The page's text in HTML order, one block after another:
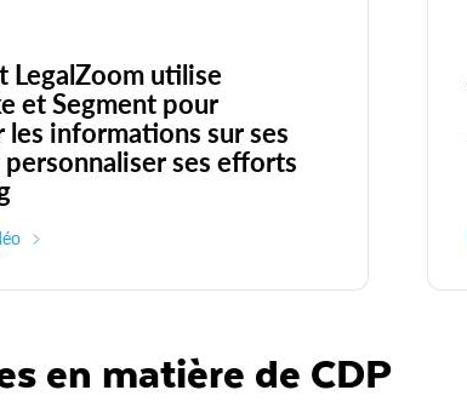
LegalZoom utilise
et Segment pour
les informations sur ses
ses efforts
en matière de CDP